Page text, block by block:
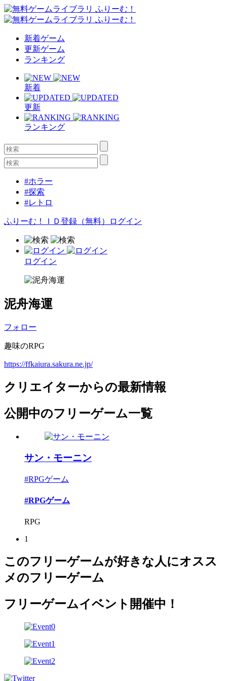
新着ゲーム
更新ゲーム
ランキング
新着
更新
ランキング
#ホラー
#探索
#レトロ
ふりーむ！ＩＤ登録（無料） ログイン
ログイン
泥舟海運
フォロー
趣味のRPG
https://ffkaiura.sakura.ne.jp/
クリエイターからの最新情報
公開中のフリーゲーム一覧
サン・モーニン
#RPGゲーム
#RPGゲーム
RPG
1
このフリーゲームが好きな人にオスス
メのフリーゲーム
フリーゲームイベント開催中！